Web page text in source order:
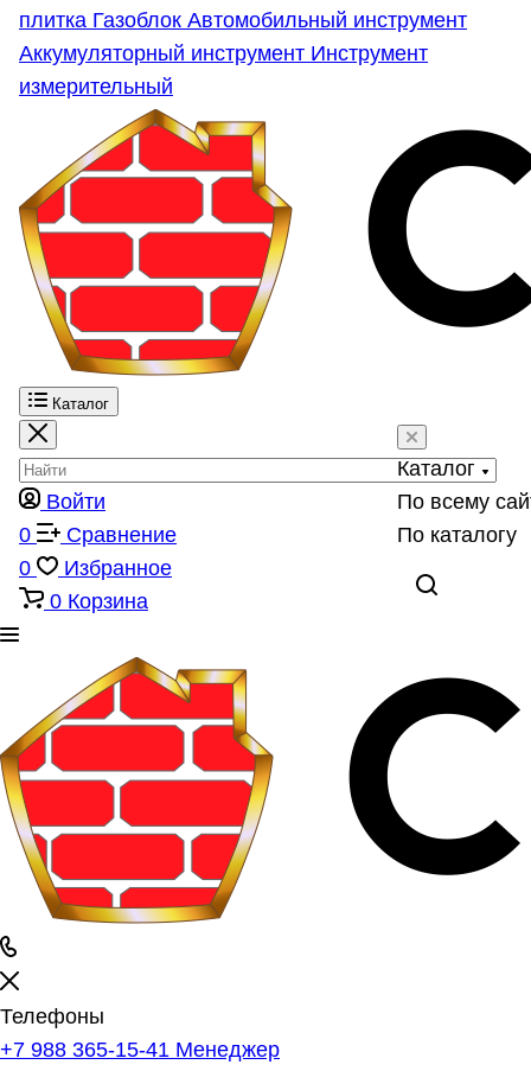
плитка Газоблок Автомобильный инструмент
Аккумуляторный инструмент Инструмент
измерительный
Каталог
Каталог
По всему
По каталогу
Войти
0
Сравнение
0
Избранное
0 Корзина
Телефоны
+7 988 365-15-41 Менеджер